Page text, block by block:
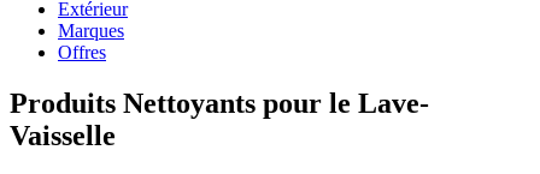
Extérieur
Marques
Offres
Produits Nettoyants pour le Lave-
Vaisselle